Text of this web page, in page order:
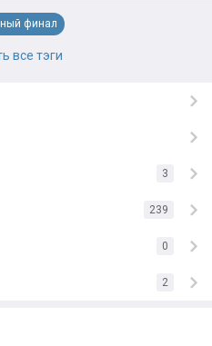
финал
героя развитие личности
все тэги
17.09.24
19.09.24
20.09.24
20.09.24
3
239
0
2